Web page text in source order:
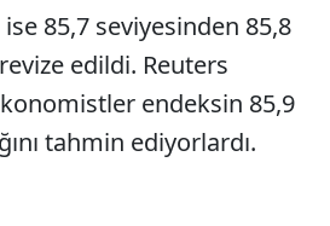
85,7 seviyesinden 85,8
edildi​​. Reuters
endeksin 85,9​​
tahmin ediyorlardı.